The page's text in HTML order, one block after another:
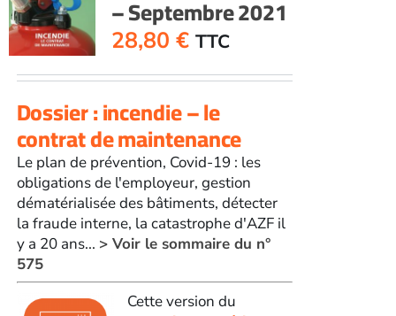
– Septembre 2021
28,80 € TTC
Dossier : incendie – le
contrat de maintenance
Le plan de prévention, Covid-19 : les
obligations de l'employeur, gestion
dématérialisée des bâtiments, détecter
la fraude interne, la catastrophe d'AZF il
y a 20 ans... > Voir le sommaire du n°
575
Cette version du